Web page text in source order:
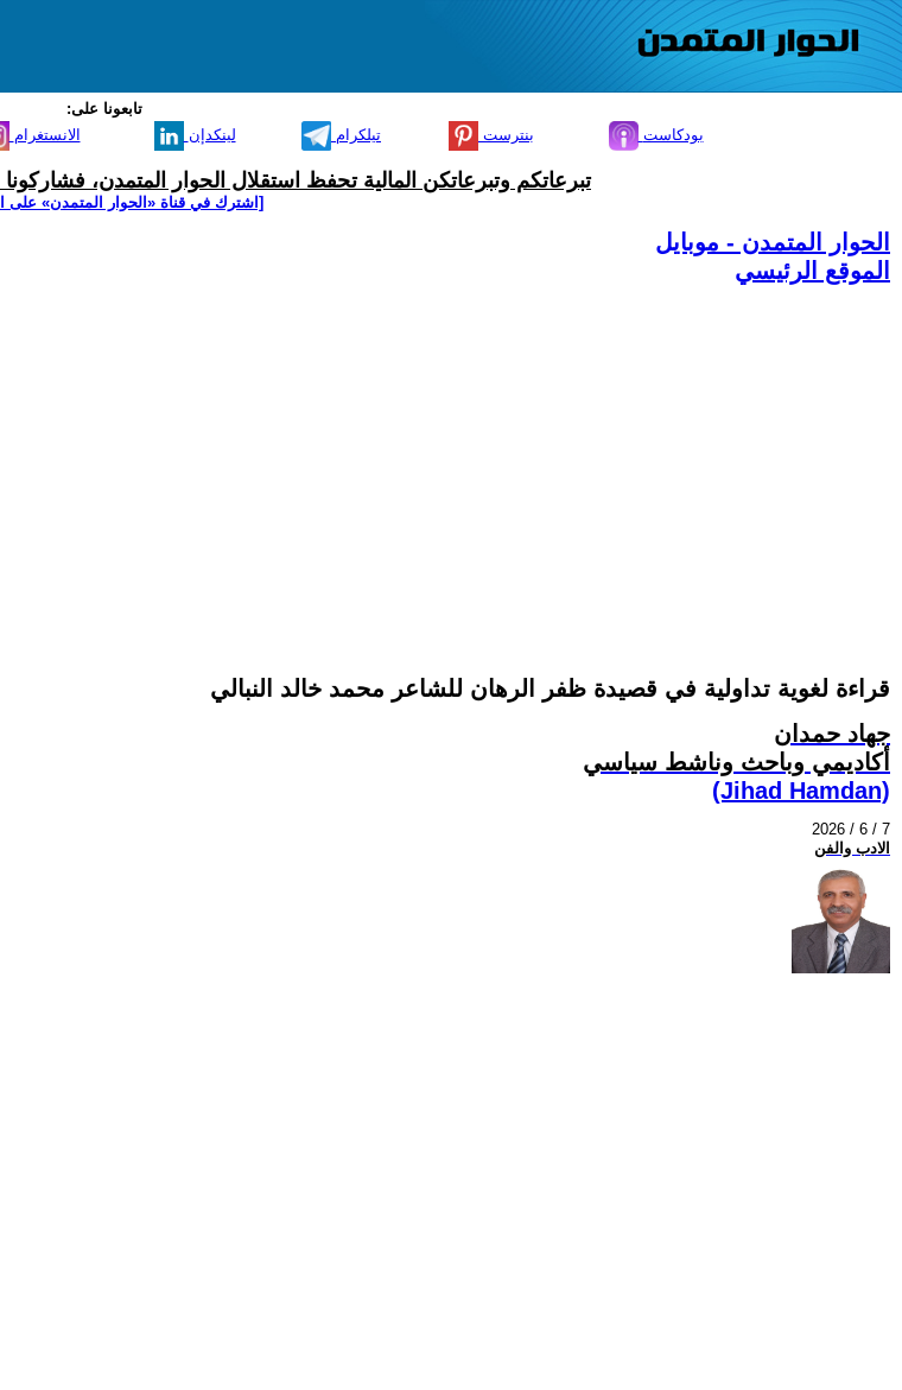
تابعونا على:
الانستغرام لينكدإن تيلكرام بنترست بودكاست
تبرعاتكم وتبرعاتكن المالية تحفظ استقلال الحوار المتمدن،
[اشترك في قناة ‫«الحوار المتمدن» على
الحوار المتمدن - موبايل
الموقع الرئيسي
قراءة لغوية تداولية في قصيدة ظفر الرهان للشاعر محمد خالد النبالي
جهاد حمدان
أكاديمي وباحث وناشط سياسي
(Jihad Hamdan)
2026 / 6 / 7
الادب والفن